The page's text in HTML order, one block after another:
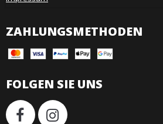
ZAHLUNGSMETHODEN
FOLGEN SIE UNS